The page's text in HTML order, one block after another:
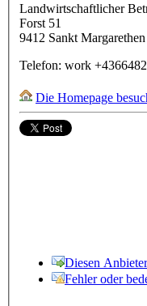
Landwirtschaftlicher
Forst 51
9412 Sankt
Telefon: work
Die Homepage
Diesen
Fehler oder